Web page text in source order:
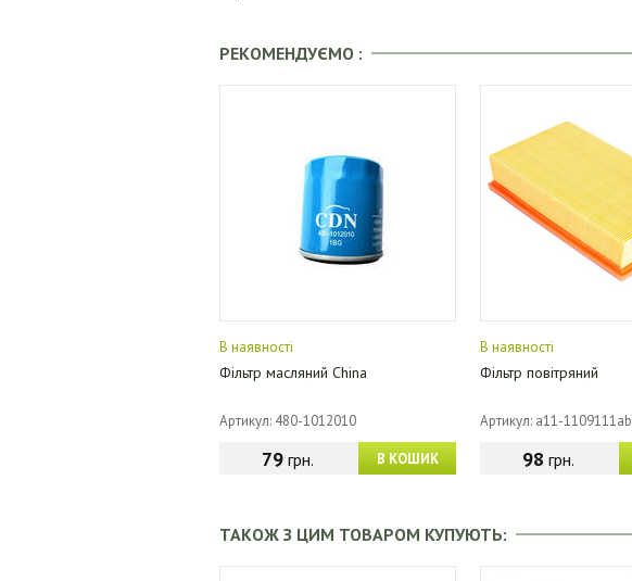
РЕКОМЕНДУЄМО :
В наявності
Фільтр масляний China
Артикул: 480-1012010
В КОШИК
79грн.
В наявності
Фільтр повітряний
Артикул: a11-1109111ab
98 грн.
ТАКОЖ З ЦИМ ТОВАРОМ КУПУЮТЬ: